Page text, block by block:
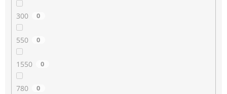
300 0
550 0
1550 0
780 0